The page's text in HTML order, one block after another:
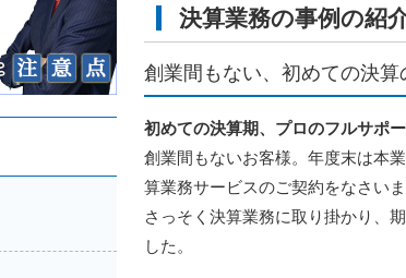
決算業務の事例の紹
創業間もない、初めての決算
初めての決算期、プロのフルサポ
創業間もないお客様。年度末は本
算業務サービスのご契約をなさいま
さっそく決算業務に取り掛かり、
した。